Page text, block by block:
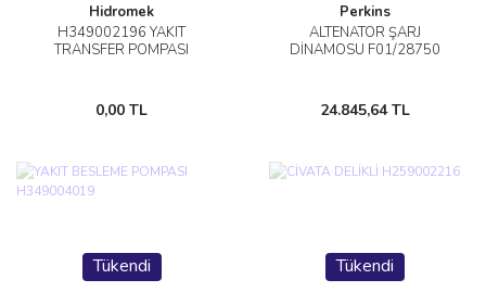
Hidromek
H349002196 YAKIT
TRANSFER POMPASI
0,00 TL
Perkins
ALTENATÖR ŞARJ
DİNAMOSU F01/28750
24.845,64 TL
Tükendi Tükendi